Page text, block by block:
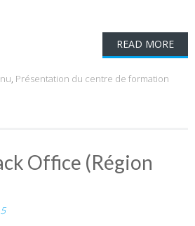
READ MORE
, Présentation du centre de formation
Office (Région